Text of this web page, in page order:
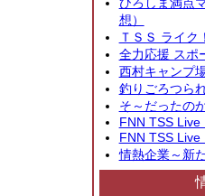
想）
ＴＳＳ ライク！
全力応援 スポ
西村キャンプ
釣りごろつら
そ～だったの
FNN TSS Live
FNN TSS Live
情熱企業～新